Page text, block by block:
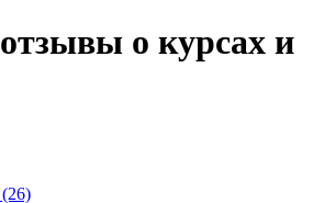
о курсах и